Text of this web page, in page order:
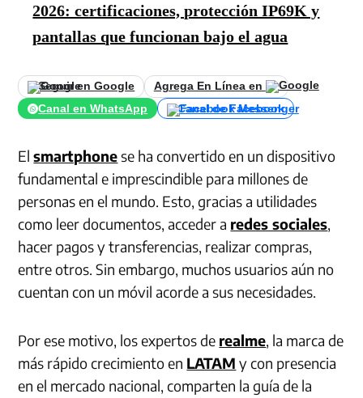
2026: certificaciones, protección IP69K y
pantallas que funcionan bajo el agua
Seguir en Google
Agrega En Línea en
Canal en WhatsApp
Canal de Facebook
Elsmartphonese ha convertido en un dispositivo
fundamental e imprescindible para millones de
personas en el mundo. Esto, gracias a utilidades
como leer documentos, acceder a redes sociales,
hacer pagos y transferencias, realizar compras,
entre otros. Sin embargo, muchos usuarios aún no
cuentan con un móvil acorde a sus necesidades.
Por ese motivo, los expertos de realme, la marca de
más rápido crecimiento en LATAM y con presencia
en el mercado nacional, comparten la guía de la